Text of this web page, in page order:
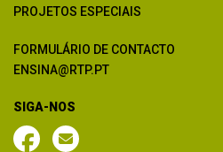
PROJETOS ESPECIAIS
FORMULÁRIO DE CONTACTO
ENSINA@RTP.PT
SIGA-NOS